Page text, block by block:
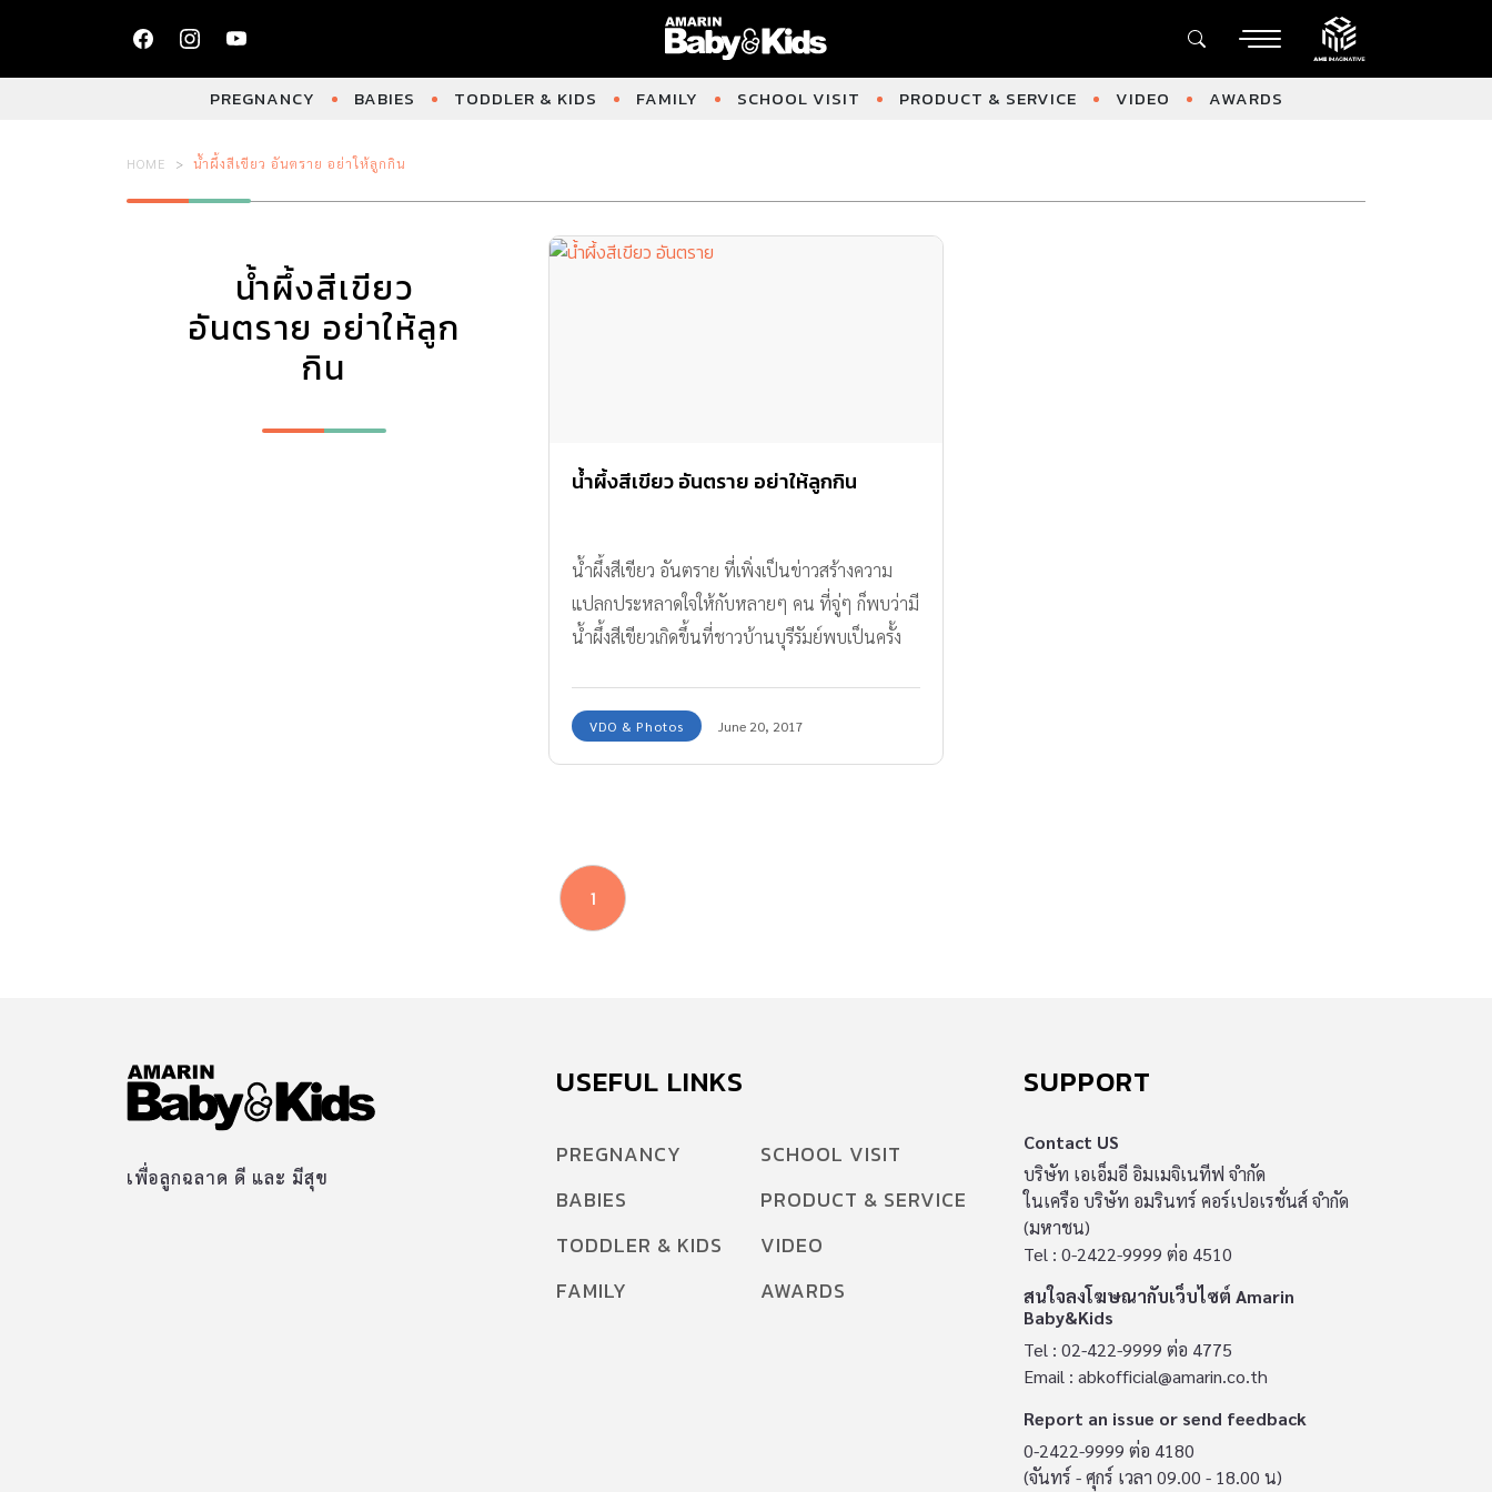
PREGNANCY BABIES TODDLER & KIDS FAMILY SCHOOL VISIT PRODUCT & SERVICE VIDEO AWARDS
HOME น้ำผึ้งสีเขียว อันตราย อย่าให้ลูกกิน
น้ำผึ้งสีเขียว
อันตราย อย่าให้ลูก
กิน
น้ำผึ้งสีเขียว อันตราย อย่าให้ลูกกิน
น้ำผึ้งสีเขียว อันตราย ที่เพิ่งเป็นข่าวสร้างความ
แปลกประหลาดใจให้กับหลายๆ คน ที่จู่ๆ ก็พบว่ามี
น้ำผึ้งสีเขียวเกิดขึ้นที่ชาวบ้านบุรีรัมย์พบเป็นครั้ง
& Kids มีข้อมูลมาให้ได้ทราบกันค่ะ
VDO & Photos June 20, 2017
1
เพื่อลูกฉลาด ดี และ มีสุข
USEFUL LINKS
PREGNANCY
BABIES
TODDLER & KIDS
FAMILY
SCHOOL VISIT
PRODUCT & SERVICE
VIDEO
AWARDS
SUPPORT
Contact US
บริษัท เอเอ็มอี อิมเมจิเนทีฟ จำกัด
ในเครือ บริษัท อมรินทร์ คอร์เปอเรชั่นส์ จำกัด
(มหาชน)
Tel : 0-2422-9999 ต่อ 4510
สนใจลงโฆษณากับเว็บไซต์ Amarin
Baby&Kids
Tel : 02-422-9999 ต่อ 4775
Email : abkofficial@amarin.co.th
Report an issue or send feedback
0-2422-9999 ต่อ 4180
(จันทร์ - ศุกร์ เวลา 09.00 - 18.00 น)